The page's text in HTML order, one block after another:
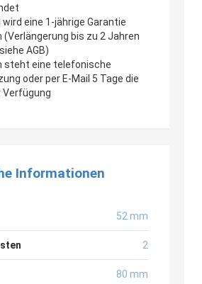
eine 1-jährige Garantie
(Verlängerung bis zu 2 Jahren
AGB)
steht eine telefonische
oder per E-Mail 5 Tage die
Verfügung
Informationen
52 mm
2
80 mm